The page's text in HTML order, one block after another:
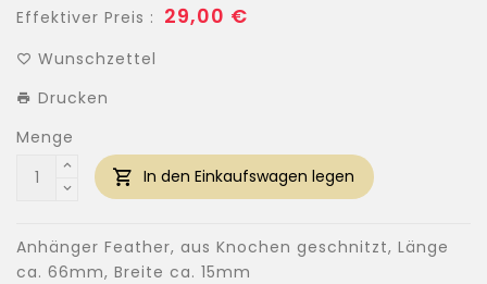
Effektiver Preis : Normaler
29,00 €
Wunschzettel
Drucken
Menge
In den Einkaufswagen legen
Anhänger Feather, aus Knochen geschnitzt, Länge
ca. 66mm, Breite ca. 15mm